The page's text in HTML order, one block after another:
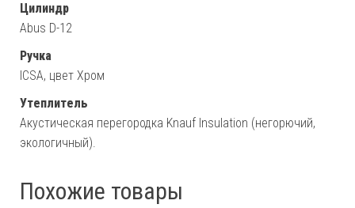
Цилиндр
Abus D-12
Ручка
ICSA, цвет Хром
Утеплитель
Акустическая перегородка Knauf Insulation (негорючий,
экологичный).
Похожие товары